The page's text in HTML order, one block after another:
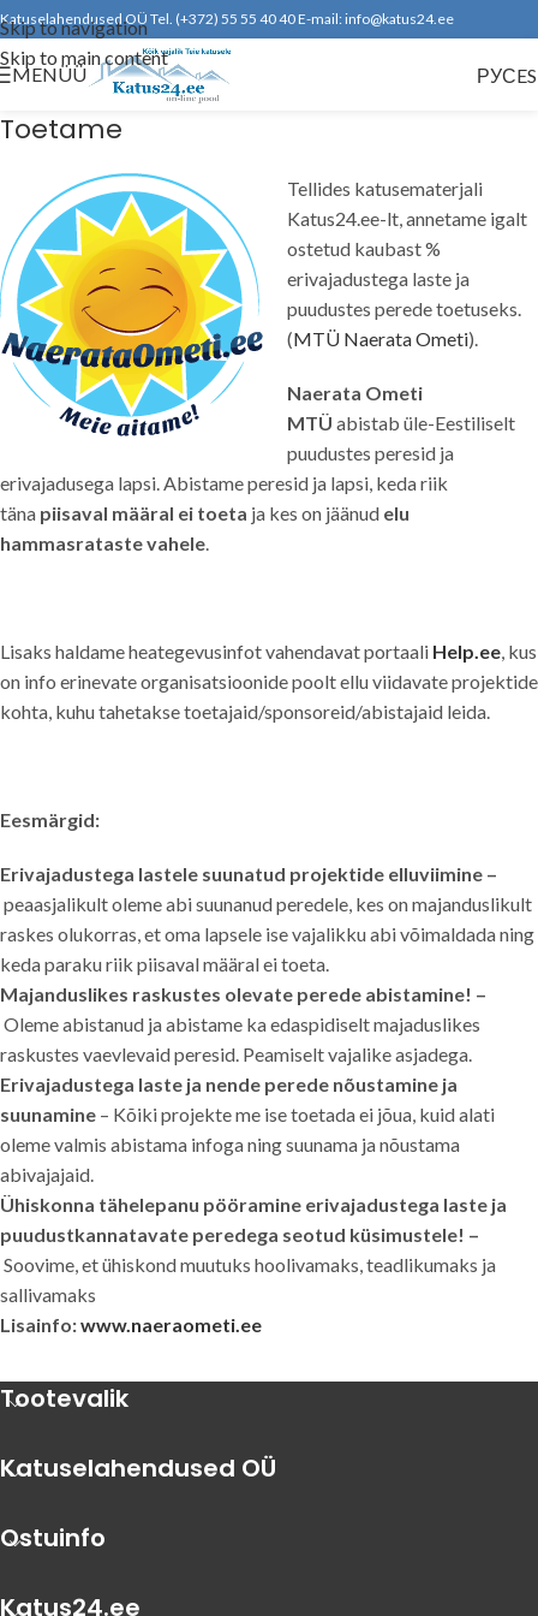
Skip to navigation
Skip to main content
Katuselahendused OÜ Tel. (+372) 55 55 40 40 E-mail: info@katus24.ee
MENÜÜ РУС
Toetame
Tellides katusematerjali
Katus24.ee-lt, annetame igalt
ostetud kaubast %
erivajadustega laste ja
puudustes perede toetuseks.
(MTÜ Naerata Ometi).
Naerata Ometi
MTÜ abistab üle-Eestiliselt
puudustes peresid ja
erivajadusega lapsi. Abistame peresid ja lapsi, keda riik
täna piisaval määral ei toeta ja kes on jäänud elu
hammasrataste vahele.
Lisaks haldame heategevusinfot vahendavat portaali Help.ee, kus
on info erinevate organisatsioonide poolt ellu viidavate projektide
kohta, kuhu tahetakse toetajaid/sponsoreid/abistajaid leida.
Eesmärgid:
Erivajadustega lastele suunatud projektide elluviimine –
peaasjalikult oleme abi suunanud peredele, kes on majanduslikult
raskes olukorras, et oma lapsele ise vajalikku abi võimaldada ning
keda paraku riik piisaval määral ei toeta.
Majanduslikes raskustes olevate perede abistamine! –
Oleme abistanud ja abistame ka edaspidiselt majaduslikes
raskustes vaevlevaid peresid. Peamiselt vajalike asjadega.
Erivajadustega laste ja nende perede nõustamine ja
suunamine – Kõiki projekte me ise toetada ei jõua, kuid alati
oleme valmis abistama infoga ning suunama ja nõustama
abivajajaid.
Ühiskonna tähelepanu pööramine erivajadustega laste ja
puudustkannatavate peredega seotud küsimustele! –
Soovime, et ühiskond muutuks hoolivamaks, teadlikumaks ja
sallivamaks
Lisainfo:www.naeraometi.ee
Tootevalik
Katuselahendused OÜ
Ostuinfo
Katus24.ee